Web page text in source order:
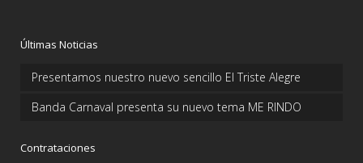
Últimas Noticias
Presentamos nuestro nuevo sencillo El Triste Alegre
Banda Carnaval presenta su nuevo tema ME RINDO
Contrataciones